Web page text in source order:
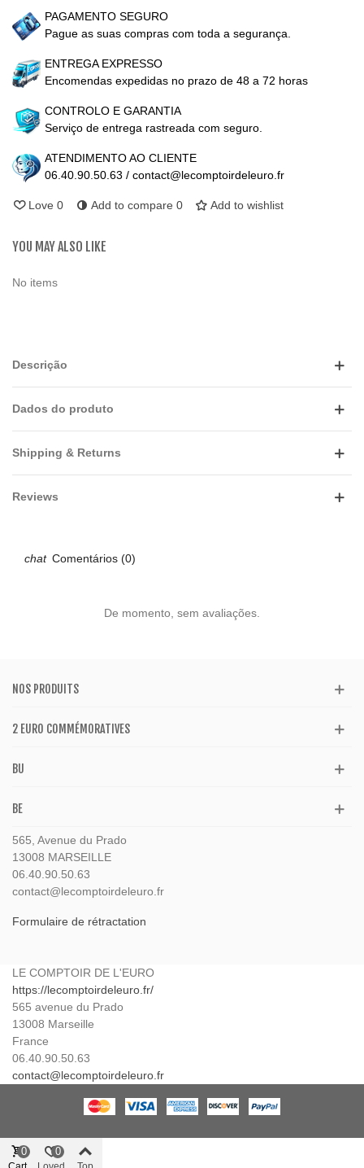
PAGAMENTO SEGURO
Pague as suas compras com toda a segurança.
ENTREGA EXPRESSO
Encomendas expedidas no prazo de 48 a 72 horas
CONTROLO E GARANTIA
Serviço de entrega rastreada com seguro.
ATENDIMENTO AO CLIENTE
06.40.90.50.63 / contact@lecomptoirdeleuro.fr
Love 0 Add to compare 0 Add to wishlist
YOU MAY ALSO LIKE
No items
Descrição
Dados do produto
Shipping & Returns
Reviews
Comentários (0)
De momento, sem avaliações.
NOS PRODUITS
2 EURO COMMÉMORATIVES
BU
BE
565, Avenue du Prado
13008 MARSEILLE
06.40.90.50.63
contact@lecomptoirdeleuro.fr
Formulaire de rétractation
LE COMPTOIR DE L'EURO
https://lecomptoirdeleuro.fr/
565 avenue du Prado
13008 Marseille
France
06.40.90.50.63
contact@lecomptoirdeleuro.fr
0 0